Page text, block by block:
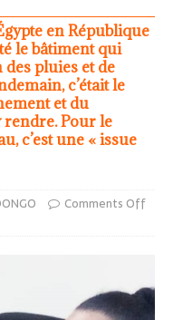
en République
le bâtiment qui
pluies et de
c’était le
et du
rendre. Pour le
c’est une « issue
Comments Off